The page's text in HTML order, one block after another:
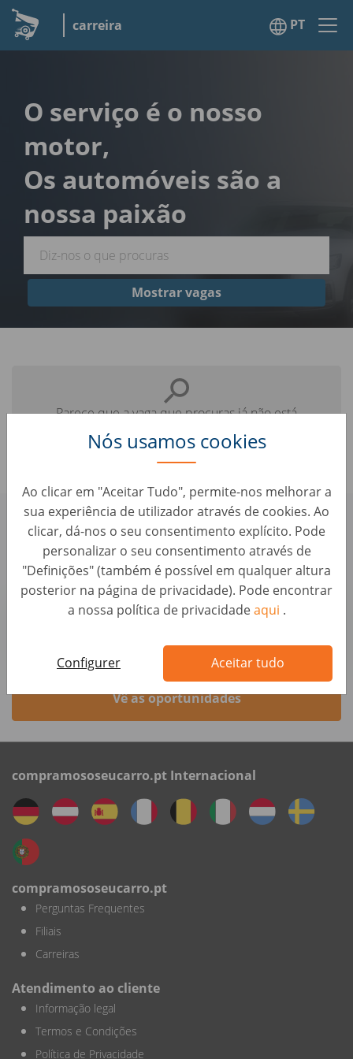
carreira PT
Nós usamos cookies
Ao clicar em "Aceitar Tudo", permite-nos melhorar a
sua experiência de utilizador através de cookies. Ao
clicar, dá-nos o seu consentimento explícito. Pode
personalizar o seu consentimento através de
"Definições" (também é possível em qualquer altura
posterior na página de privacidade). Pode encontrar
a nossa política de privacidadeaqui .
Configurer Aceitar tudo
O serviço é o nosso
motor,
Os automóveis são a
nossa paixão
Mostrar vagas
Parece que a vaga que procuras já não está
Confere aqui algumas vagas
parecidas que te podem interessar:
Business Strategy & Operations Analyst
Logística • Espanha, Madrid
Vê as oportunidades
compramososeucarro.pt Internacional
compramososeucarro.pt
Perguntas Frequentes
Filiais
Carreiras
Atendimento ao cliente
Informação legal
Termos e Condições
Política de Privacidade